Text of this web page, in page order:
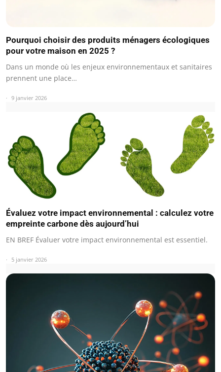
Pourquoi choisir des produits ménagers écologiques
pour votre maison en 2025 ?
Dans un monde où les enjeux environnementaux et sanitaires
prennent une place…
9 janvier 2026
Évaluez votre impact environnemental : calculez votre
empreinte carbone dès aujourd’hui
EN BREF Évaluer votre impact environnemental est essentiel.
5 janvier 2026